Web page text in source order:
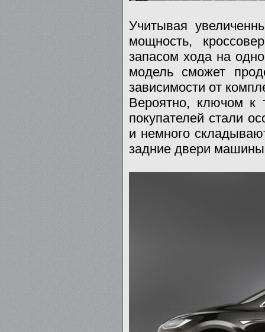
Учитывая
мощность,
запасом хода на
модель сможет
зависимости от
Вероятно, ключом к
покупателей стали
и немного
задние двери